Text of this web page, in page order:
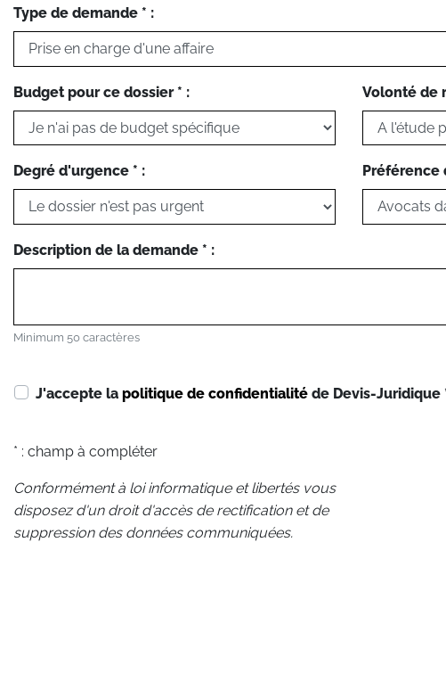
Type de demande * :
Budget pour ce dossier * : Volonté de
Degré d'urgence * : Préférence
Description de la demande * :
Minimum 50 caractères
J'accepte la politique de confidentialité de Devis-Juridique
* : champ à compléter
Conformément à loi informatique et libertés vous
disposez d'un droit d'accès de rectification et de
suppression des données communiquées.